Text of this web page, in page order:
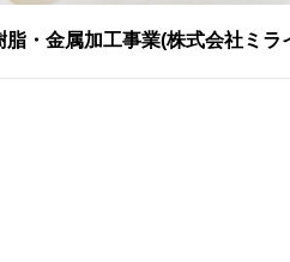
脂・金属加工事業(株式会社ミラ